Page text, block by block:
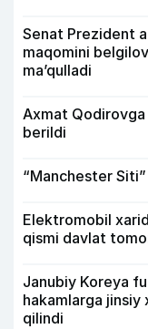
Senat Prezident
maqomini
ma’qulladi
Axmat
berildi
“Manchester
Elektromobil
qismi davlat
Janubiy Koreya
hakamlarga jinsiy
qilindi